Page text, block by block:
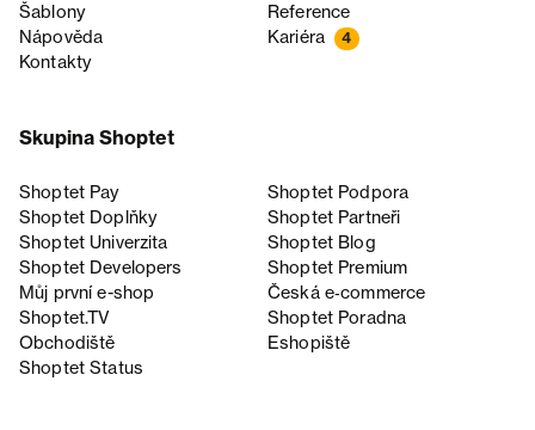
Šablony
Reference
Nápověda
Kariéra 4
Kontakty
Skupina Shoptet
Shoptet Pay
Shoptet Podpora
Shoptet Doplňky
Shoptet Partneři
Shoptet Univerzita
Shoptet Blog
Shoptet Developers
Shoptet Premium
Můj první e-shop
Česká e‑commerce
Shoptet.TV
Shoptet Poradna
Obchodiště
Eshopiště
Shoptet Status